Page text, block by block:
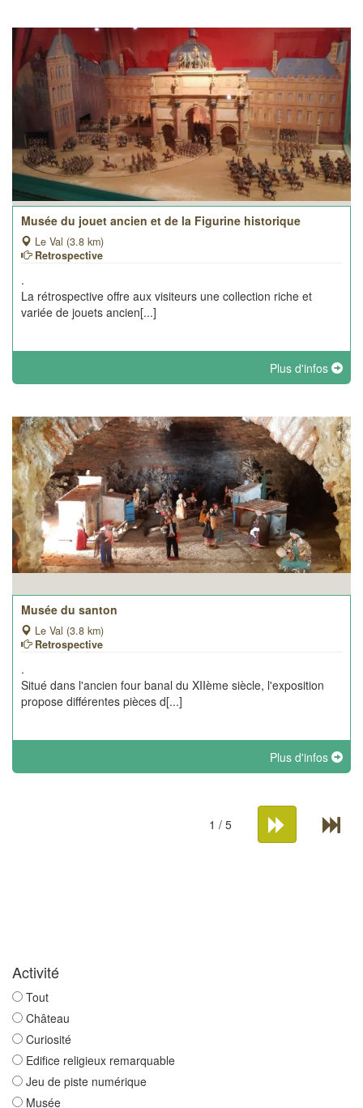
Musée du jouet ancien et de la Figurine historique
Le Val (3.8 km)
Retrospective
.
La rétrospective offre aux visiteurs une collection riche et
variée de jouets ancien[...]
Plus d'infos
Musée du santon
Le Val (3.8 km)
Retrospective
.
Situé dans l'ancien four banal du XIIème siècle, l'exposition
propose différentes pièces d[...]
Plus d'infos
1 / 5
Activité
Tout
Château
Curiosité
Edifice religieux remarquable
Jeu de piste numérique
Musée